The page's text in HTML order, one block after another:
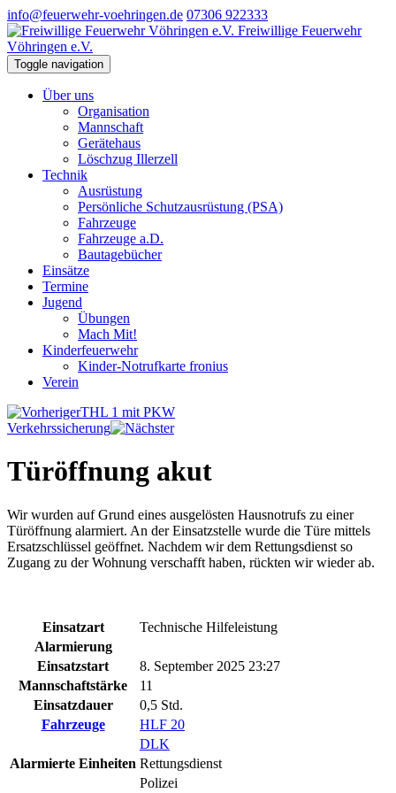
info@feuerwehr-voehringen.de 07306 922333
Freiwillige Feuerwehr
Vöhringen e.V.
Toggle navigation
Über uns
Organisation
Mannschaft
Gerätehaus
Löschzug Illerzell
Technik
Ausrüstung
Persönliche Schutzausrüstung (PSA)
Fahrzeuge
Fahrzeuge a.D.
Bautagebücher
Einsätze
Termine
Jugend
Übungen
Mach Mit!
Kinderfeuerwehr
Kinder-Notrufkarte fronius
Verein
THL 1 mit PKW
Verkehrssicherung
Türöffnung akut
Wir wurden auf Grund eines ausgelösten Hausnotrufs zu einer
Türöffnung alarmiert. An der Einsatzstelle wurde die Türe mittels
Ersatzschlüssel geöffnet. Nachdem wir dem Rettungsdienst so
Zugang zu der Wohnung verschafft haben, rückten wir wieder ab.
Einsatzart
Technische Hilfeleistung
Alarmierung
Einsatzstart
8. September 2025 23:27
Mannschaftstärke
11
Einsatzdauer
0,5 Std.
Fahrzeuge
HLF 20
DLK
Alarmierte Einheiten Rettungsdienst
Polizei